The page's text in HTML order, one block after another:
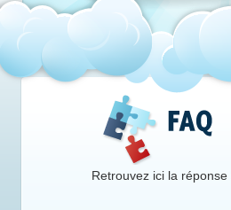
Retrouvez ici la